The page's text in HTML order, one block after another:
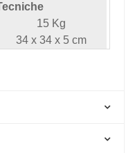
15 Kg
34 x 34 x 5 cm